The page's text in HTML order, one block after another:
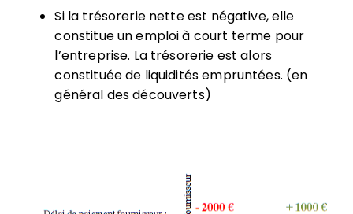
Si la trésorerie nette est négative, elle
constitue un emploi à court terme pour
l’entreprise. La trésorerie est alors
constituée de liquidités empruntées. (en
général des découverts)